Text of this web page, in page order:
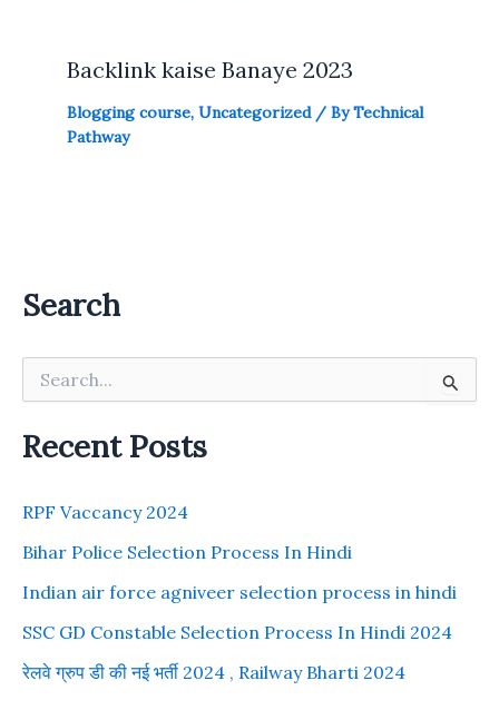
Backlink kaise Banaye 2023
Blogging course, Uncategorized/ ByTechnical
Pathway
Search
r
c
o
r
Recent Posts
RPF Vaccancy 2024
Bihar Police Selection Process In Hindi
Indian air force agniveer selection process in hindi
SSC GD Constable Selection Process In Hindi 2024
रेलवे ग्रुप डी की नई भर्ती 2024 , Railway Bharti 2024